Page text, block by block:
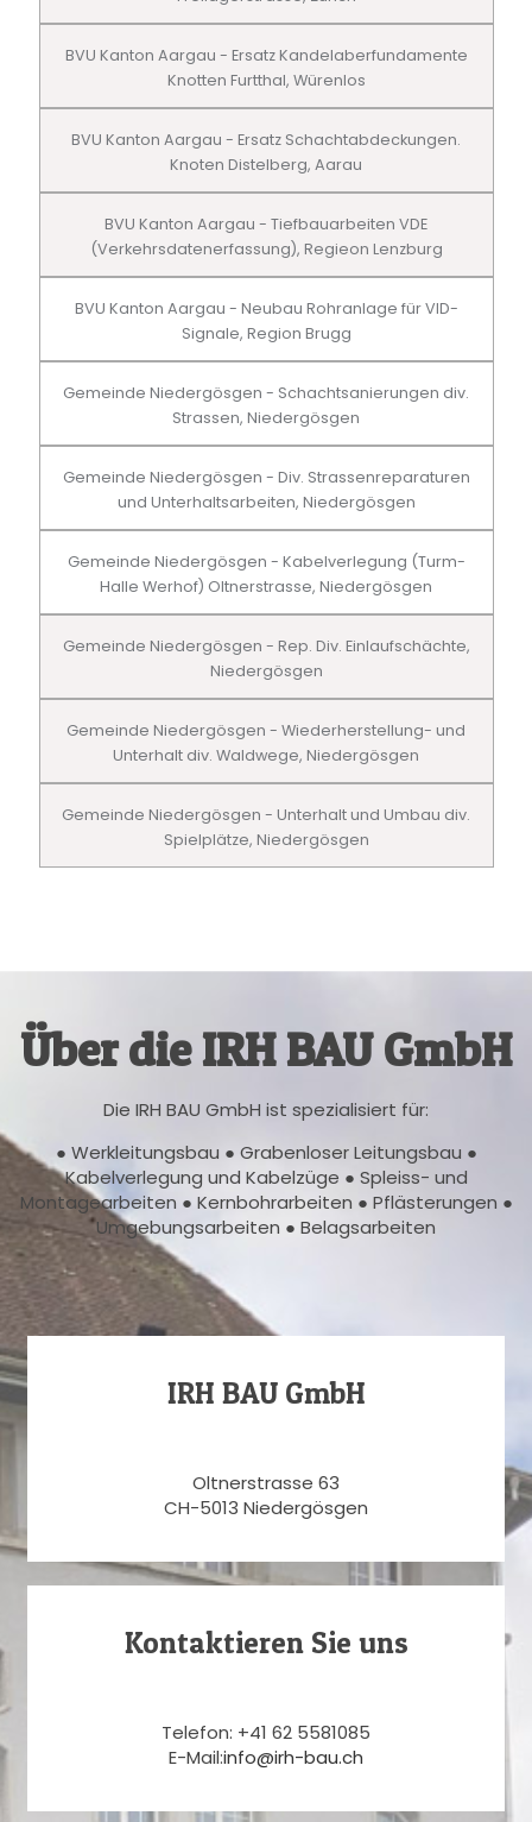
BVU Kanton Aargau - Ersatz Kandelaberfundamente
Knotten Furtthal, Würenlos
BVU Kanton Aargau - Ersatz Schachtabdeckungen.
Knoten Distelberg, Aarau
BVU Kanton Aargau - Tiefbauarbeiten VDE
(Verkehrsdatenerfassung), Regieon Lenzburg
BVU Kanton Aargau - Neubau Rohranlage für VID-
Signale, Region Brugg
Gemeinde Niedergösgen - Schachtsanierungen div.
Strassen, Niedergösgen
Gemeinde Niedergösgen - Div. Strassenreparaturen
und Unterhaltsarbeiten, Niedergösgen
Gemeinde Niedergösgen - Kabelverlegung (Turm-
Halle Werhof) Oltnerstrasse, Niedergösgen
Gemeinde Niedergösgen - Rep. Div. Einlaufschächte,
Niedergösgen
Gemeinde Niedergösgen - Wiederherstellung- und
Unterhalt div. Waldwege, Niedergösgen
Gemeinde Niedergösgen - Unterhalt und Umbau div.
Spielplätze, Niedergösgen
Über die IRH BAU GmbH
Die IRH BAU GmbH ist spezialisiert für:
● Werkleitungsbau ● Grabenloser Leitungsbau ●
Kabelverlegung und Kabelzüge ● Spleiss- und
Montagearbeiten ● Kernbohrarbeiten ● Pflästerungen ●
Umgebungsarbeiten ● Belagsarbeiten
IRH BAU GmbH
Oltnerstrasse 63
CH-5013 Niedergösgen
Kontaktieren Sie uns
Telefon: +41 62 5581085
E-Mail:info@irh-bau.ch